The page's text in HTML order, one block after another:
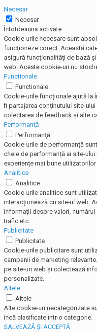
Necesar
Necesar
Întotdeauna activate
Cookie-urile necesare sunt
funcționeze corect. Această
asigură funcționalități de bază
web. Aceste cookie-uri nu
Functionale
Functionale
Cookie-urile funcționale ajută la
fi partajarea conținutului site-
colectarea de feedback și alte
Performanţă
Performanţă
Cookie-urile de performanță
cheie de performanță ai site-
experiențe mai bune
Analitice
Analitice
Cookie-urile analitice sunt
interacționează cu site-ul web.
informații despre valori,
trafic etc.
Publicitate
Publicitate
Cookie-urile publicitare sunt
campanii de marketing
pe site-uri web și colectează
personalizate.
Altele
Altele
Alte cookie-uri necategorizate
încă clasificate într-o categorie.
SALVEAZĂ ȘI ACCEPTĂ